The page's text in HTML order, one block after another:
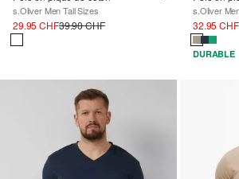
s.Oliver Men Tall Sizes
29.95 CHF39.90 CHF
s.Oliver
32.95 CHF
DURABLE